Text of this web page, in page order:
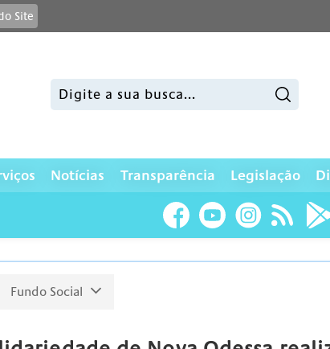
Site
Pesquisar:
Notícias Transparência Legislação
Fundo Social